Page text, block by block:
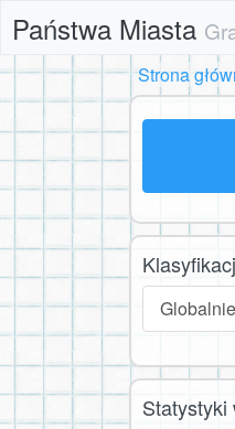
Państwa Miasta
Strona
Globalnie
Statystyki